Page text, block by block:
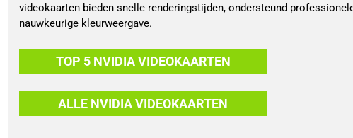
videokaarten bieden snelle renderingstijden, ondersteund
nauwkeurige kleurweergave.
TOP 5 NVIDIA VIDEOKAARTEN
ALLE NVIDIA VIDEOKAARTEN